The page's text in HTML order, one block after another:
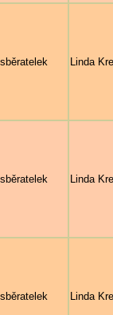
Linda
Linda
Linda